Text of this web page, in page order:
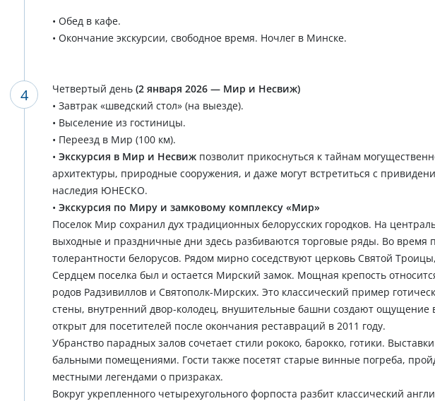
• Обед в кафе.
• Окончание экскурсии, свободное время. Ночлег в Минске.
Четвертый день (2 января 2026 — Мир и Несвиж)
• Завтрак «шведский стол» (на выезде).
• Выселение из гостиницы.
• Переезд в Мир (100 км).
• Экскурсия в Мир и Несвиж позволит прикоснуться к тайнам
архитектуры, природные сооружения, и даже могут встретиться с
наследия ЮНЕСКО.
• Экскурсия по Миру и замковому комплексу «Мир»
Поселок Мир сохранил дух традиционных белорусских городков. На
выходные и праздничные дни здесь разбиваются торговые ряды. Во время
толерантности белорусов. Рядом мирно соседствуют церковь Святой
Сердцем поселка был и остается Мирский замок. Мощная крепость
родов Радзивиллов и Святополк-Мирских. Это классический пример
стены, внутренний двор-колодец, внушительные башни создают
открыт для посетителей после окончания реставраций в 2011 году.
Убранство парадных залов сочетает стили рококо, барокко, готики.
бальными помещениями. Гости также посетят старые винные погреба,
местными легендами о призраках.
Вокруг укрепленного четырехугольного форпоста разбит классический